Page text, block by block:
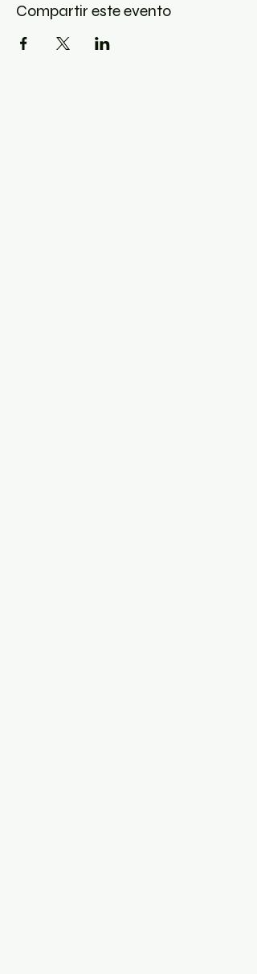
Compartir este evento